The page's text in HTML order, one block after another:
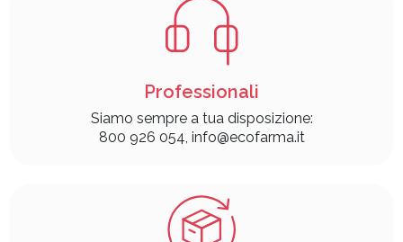
Professionali
Siamo sempre a tua disposizione:
800 926 054, info@ecofarma.it